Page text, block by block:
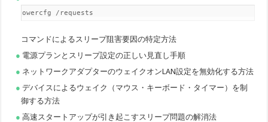
powercfg /requests
コマンドによるスリープ阻害要因の特定方法
電源プランとスリープ設定の正しい見直し手順
ネットワークアダプターのウェイクオンLAN設定を無効化する方法
デバイスによるウェイク（マウス・キーボード・タイマー）を制
御する方法
高速スタートアップが引き起こすスリープ問題の解消法